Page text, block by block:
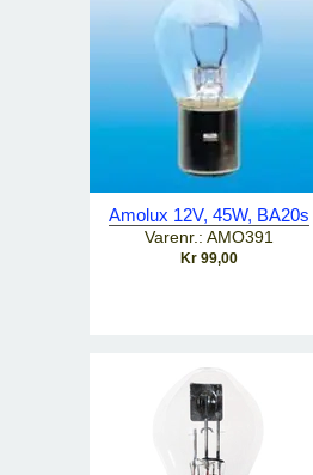
Amolux 12V, 45W, BA20s
Varenr.: AMO391
Kr 99,00